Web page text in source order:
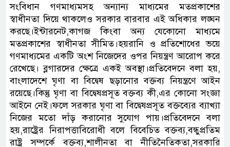
সংবিধান গণমাধ্যমসহ অন্যান্য মাধ্যমের মতপ্রকাশের
স্বাধীনতা দিয়ে থাকলেও সরকার বারবার এই অধিকার লঙ্ঘন
করছে।ইন্টারনেট,কাগজ কিংবা অন্য যেকোনো মাধ্যমে
মতপ্রকাশের স্বাধীনতা সীমিত।হয়রানি ও প্রতিশোধের ভয়ে
গণমাধ্যমের একটি অংশ নিজেদের ওপর নিয়ন্ত্রণ আরোপ করে
রেখেছে। ব্লগারদের ক্ষেত্রে একই অবস্থা।প্রতিবেদনে বলা হয়,
বাংলাদেশে ঘৃণা বা বিদ্বেষ ছড়ানোর বক্তব্য নিয়ন্ত্রণে আইন
রয়েছে।কিন্তু ঘৃণা বা বিদ্বেষপ্রসূত বক্তব্য কী,এর কোনো সংজ্ঞা
আইনে নেই।ফলে সরকার ঘৃণা বা বিদ্বেষপ্রসূত বক্তব্যের ব্যাখ্যা
নিজের মতো দাঁড় করানোর সুযোগ পায়।প্রতিবেদনে বলা
হয়,রাষ্ট্রের নিরাপত্তাবিরোধী বলে বিবেচিত বক্তব্য,বন্ধুপ্রতিম
রাষ্ট্র সম্পর্কে বক্তব্য,শালীনতা বা নীতিনৈতিকতা,সরকারি